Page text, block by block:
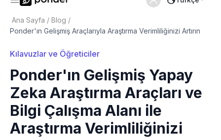
Ana Sayfa / Blog /
Ponder'ın Gelişmiş Araçlarıyla Araştırma Verimliliğinizi Artırın
Kılavuzlar ve Öğreticiler
Ponder'ın Gelişmiş Yapay
Zeka Araştırma Araçları ve
Bilgi Çalışma Alanı ile
Araştırma Verimliliğinizi